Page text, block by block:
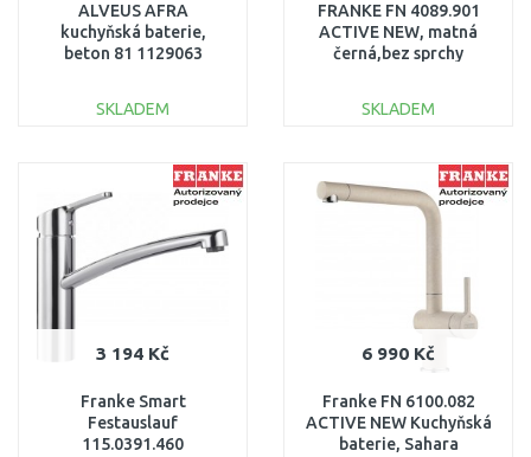
ALVEUS AFRA
kuchyňská baterie,
beton 81 1129063
SKLADEM
Porovnat
FRANKE FN 4089.901
ACTIVE NEW, matná
černá,bez sprchy
SKLADEM
Porovnat
3 194 Kč
Franke Smart
Festauslauf
115.0391.460
6 990 Kč
Franke FN 6100.082
ACTIVE NEW Kuchyňská
baterie, Sahara